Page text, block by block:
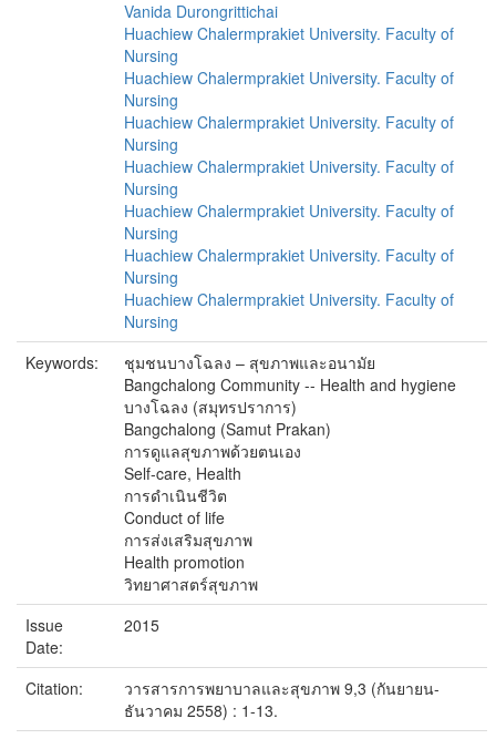
Vanida Durongrittichai
Huachiew Chalermprakiet University. Faculty of
Nursing
Huachiew Chalermprakiet University. Faculty of
Nursing
Huachiew Chalermprakiet University. Faculty of
Nursing
Huachiew Chalermprakiet University. Faculty of
Nursing
Huachiew Chalermprakiet University. Faculty of
Nursing
Huachiew Chalermprakiet University. Faculty of
Nursing
Huachiew Chalermprakiet University. Faculty of
Nursing
Keywords:
ชุมชนบางโฉลง – สุขภาพและอนามัย
Bangchalong Community -- Health and hygiene
บางโฉลง (สมุทรปราการ)
Bangchalong (Samut Prakan)
การดูแลสุขภาพด้วยตนเอง
Self-care, Health
การดำเนินชีวิต
Conduct of life
การส่งเสริมสุขภาพ
Health promotion
วิทยาศาสตร์สุขภาพ
Issue
Date:
2015
Citation:
วารสารการพยาบาลและสุขภาพ 9,3 (กันยายน-
ธันวาคม 2558) : 1-13.